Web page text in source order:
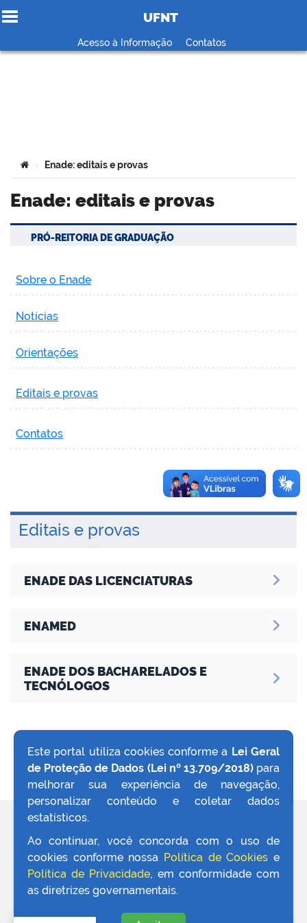
Ir para o conteúdo
UFNT
Acesso à Informação Contatos
Você está aqui:
> Enade: editais e provas
Enade: editais e provas
PRÓ-REITORIA DE GRADUAÇÃO
Sobre o Enade
Notícias
Orientações
Editais e provas
Contatos
Editais e provas
ENADE DAS LICENCIATURAS
ENAMED
ENADE DOS BACHARELADOS E
TECNÓLOGOS
VOLTAR AO TOPO
Este portal utiliza cookies conforme a Lei Geral
de Proteção de Dados (Lei nº 13.709/2018)para
melhorar sua experiência de navegação,
personalizar conteúdo e coletar dados
estatísticos.
Ao continuar, você concorda com o uso de
cookies conforme nossa Política de Cookies e
Política de Privacidade, em conformidade com
as diretrizes governamentais.